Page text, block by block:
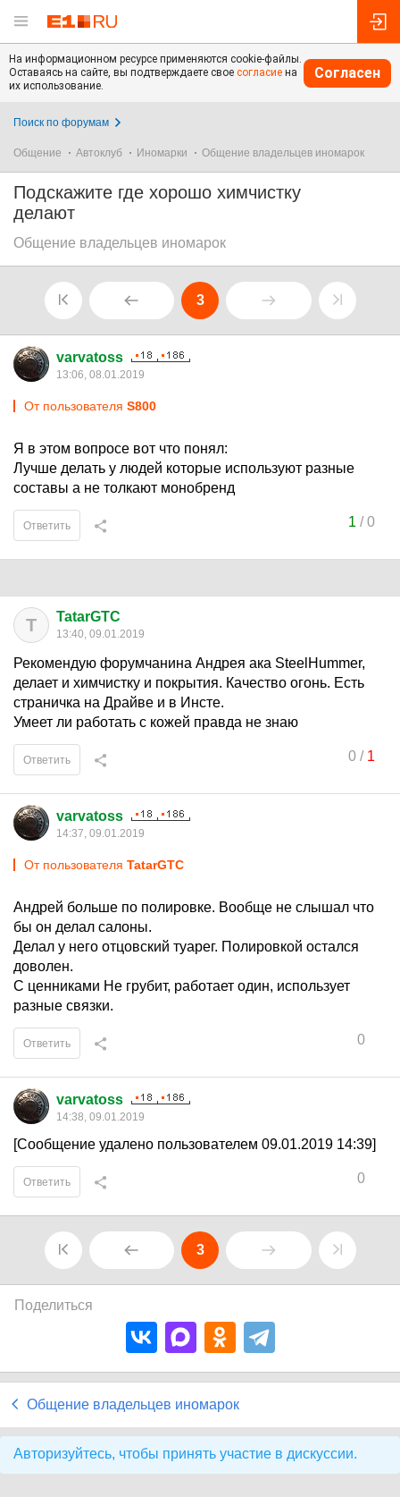
На информационном ресурсе применяются cookie-файлы.
Оставаясь на сайте, вы подтверждаете свое согласие на
их использование.
Согласен
Поиск по форумам
Общение Автоклуб Иномарки Общение владельцев иномарок
Подскажите где хорошо химчистку
делают
Общение владельцев иномарок
3
varvatoss
13:06, 08.01.2019
От пользователя S800
Я в этом вопросе вот что понял:
Лучше делать у людей которые используют разные
составы а не толкают монобренд
1 /0
Ответить
T TatarGTC
13:40, 09.01.2019
Рекомендую форумчанина Андрея ака SteelHummer,
делает и химчистку и покрытия. Качество огонь. Есть
страничка на Драйве и в Инсте.
Умеет ли работать с кожей правда не знаю
0/ 1
Ответить
varvatoss
14:37, 09.01.2019
От пользователя TatarGTC
Андрей больше по полировке. Вообще не слышал что
бы он делал салоны.
Делал у него отцовский туарег. Полировкой остался
доволен.
С ценниками Не грубит, работает один, использует
разные связки.
0
Ответить
varvatoss
14:38, 09.01.2019
[Сообщение удалено пользователем 09.01.2019 14:39]
0
Ответить
3
Поделиться
Общение владельцев иномарок
Авторизуйтесь, чтобы принять участие в дискуссии.